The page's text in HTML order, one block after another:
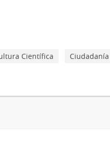
Científica Ciudadanía